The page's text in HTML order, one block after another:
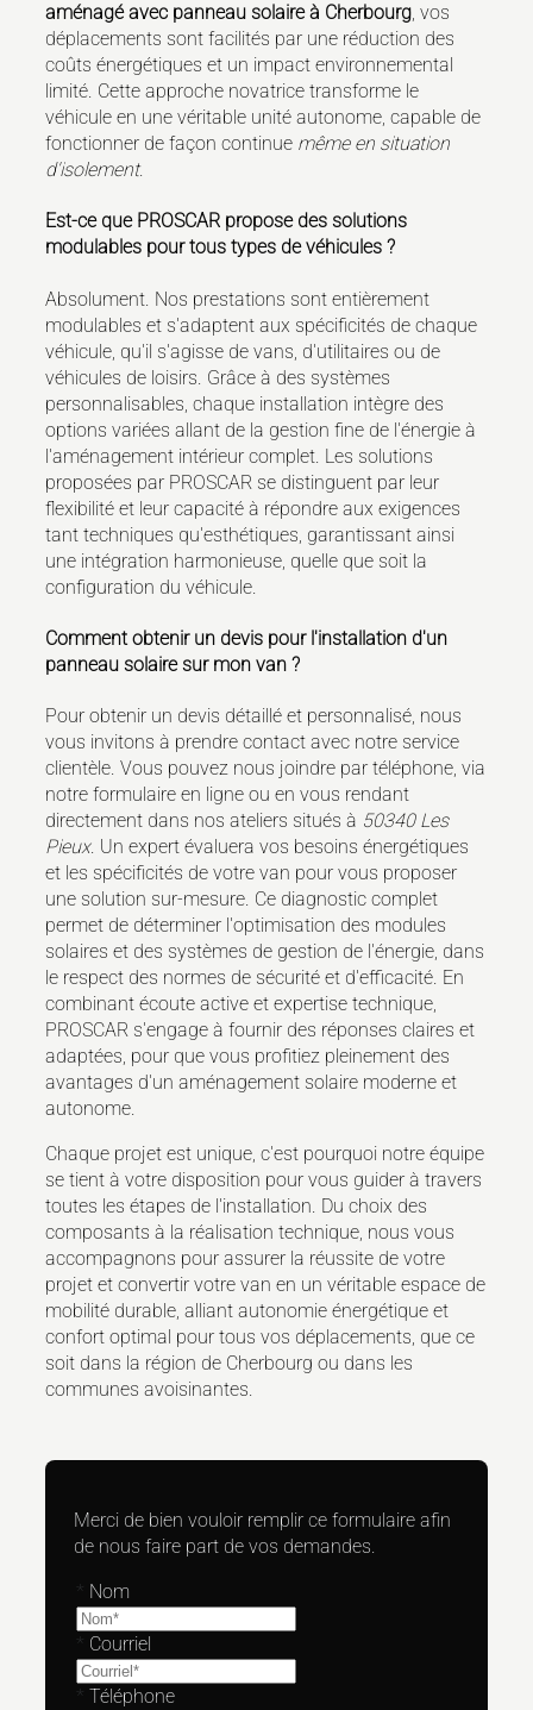
aménagé avec panneau solaire à Cherbourg, vos
déplacements sont facilités par une réduction des
coûts énergétiques et un impact environnemental
limité. Cette approche novatrice transforme le
véhicule en une véritable unité autonome, capable de
fonctionner de façon continue même en situation
d'isolement.
Est-ce que PROSCAR propose des solutions
modulables pour tous types de véhicules ?
Absolument. Nos prestations sont entièrement
modulables et s'adaptent aux spécificités de chaque
véhicule, qu'il s'agisse de vans, d'utilitaires ou de
véhicules de loisirs. Grâce à des systèmes
personnalisables, chaque installation intègre des
options variées allant de la gestion fine de l'énergie à
l'aménagement intérieur complet. Les solutions
proposées par PROSCAR se distinguent par leur
flexibilité et leur capacité à répondre aux exigences
tant techniques qu'esthétiques, garantissant ainsi
une intégration harmonieuse, quelle que soit la
configuration du véhicule.
Comment obtenir un devis pour l'installation d'un
panneau solaire sur mon van ?
Pour obtenir un devis détaillé et personnalisé, nous
vous invitons à prendre contact avec notre service
clientèle. Vous pouvez nous joindre par téléphone, via
notre formulaire en ligne ou en vous rendant
directement dans nos ateliers situés à 50340 Les
Pieux. Un expert évaluera vos besoins énergétiques
et les spécificités de votre van pour vous proposer
une solution sur-mesure. Ce diagnostic complet
permet de déterminer l'optimisation des modules
solaires et des systèmes de gestion de l'énergie, dans
le respect des normes de sécurité et d'efficacité. En
combinant écoute active et expertise technique,
PROSCAR s'engage à fournir des réponses claires et
adaptées, pour que vous profitiez pleinement des
avantages d'un aménagement solaire moderne et
autonome.
Chaque projet est unique, c'est pourquoi notre équipe
se tient à votre disposition pour vous guider à travers
toutes les étapes de l'installation. Du choix des
composants à la réalisation technique, nous vous
accompagnons pour assurer la réussite de votre
projet et convertir votre van en un véritable espace de
mobilité durable, alliant autonomie énergétique et
confort optimal pour tous vos déplacements, que ce
soit dans la région de Cherbourg ou dans les
communes avoisinantes.
Merci de bien vouloir remplir ce formulaire afin
de nous faire part de vos demandes.
* Nom
* Courriel
*Téléphone